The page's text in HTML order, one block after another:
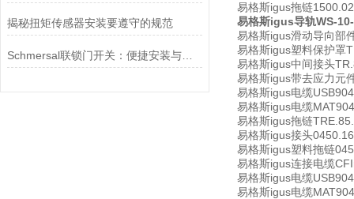
揭秘扭矩传感器安装要遵守的规范
Schmersal联锁门开关：便捷安装与简易维护，让安全守护更省心
易格斯igus拖链
易格斯igus导轨WS-
易格斯igus滑动导向部
易格斯igus塑料保护罩
易格斯igus中间接头
易格斯igus带去应力元
易格斯igus电缆
易格斯igus电缆
易格斯igus拖链
易格斯igus接头
易格斯igus塑料拖链
易格斯igus连接电缆
易格斯igus电缆
易格斯igus电缆